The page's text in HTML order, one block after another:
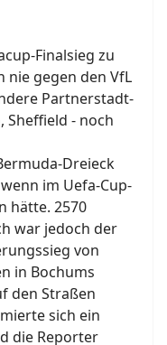
Finalsieg zu
nie gegen den VfL
Partnerstadt-
Sheffield - noch
Dreieck
im Uefa-Cup-
hätte. 2570
war jedoch der
von
in Bochums
den Straßen
sich ein
die Reporter